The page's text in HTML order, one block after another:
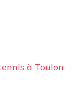
à Toulon